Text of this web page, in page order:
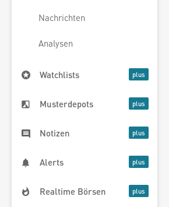
Nachrichten
Analysen
Watchlists
Musterdepots
Notizen
Alerts
Realtime Börsen